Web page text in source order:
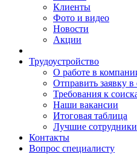
Клиенты
Фото и видео
Новости
Акции
Трудоустройство
О работе в
Отправить заявку в
Требования к
Наши вакансии
Итоговая таблица
Лучшие сотрудники
Контакты
Вопрос специалисту